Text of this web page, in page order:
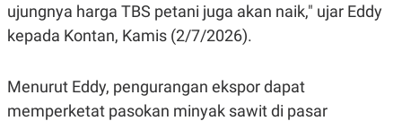
JARINGAN
O
N
T
R
E
S
ujungnya harga TBS petani juga akan naik," ujar Eddy
kepada Kontan, Kamis (2/7/2026).
Menurut Eddy, pengurangan ekspor dapat
memperketat pasokan minyak sawit di pasar